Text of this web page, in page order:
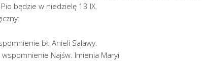
będzie w niedzielę 13 IX.
bł. Anieli Salawy.
Najśw. Imienia Maryi